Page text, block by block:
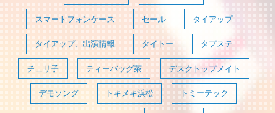
スマートフォンケース セール タイアップ
タイアップ、出演情報 タイトー タプステ
チェリ子 ティーバッグ茶 デスクトップメイト
デモソング トキメキ浜松 トミーテック